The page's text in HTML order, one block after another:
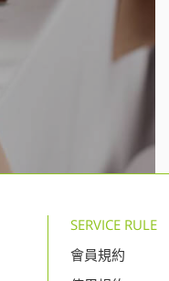
SERVICE RULE
會員規約